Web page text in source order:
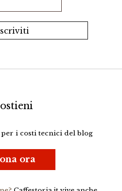
i costi tecnici del blog
ora